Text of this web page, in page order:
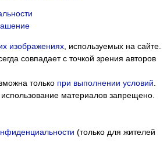
изображениях, используемых на сайте.
совпадает с точкой зрения авторов
только при выполнении условий.
материалов запрещено.
(только для жителей